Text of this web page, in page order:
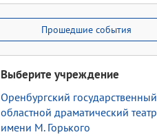
Прошедшие события
Выберите учреждение
Оренбургский государственный
областной драматический театр
имени М. Горького